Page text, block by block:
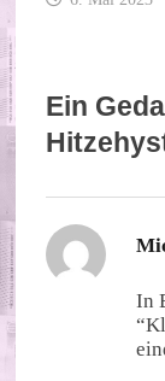
Ein
In